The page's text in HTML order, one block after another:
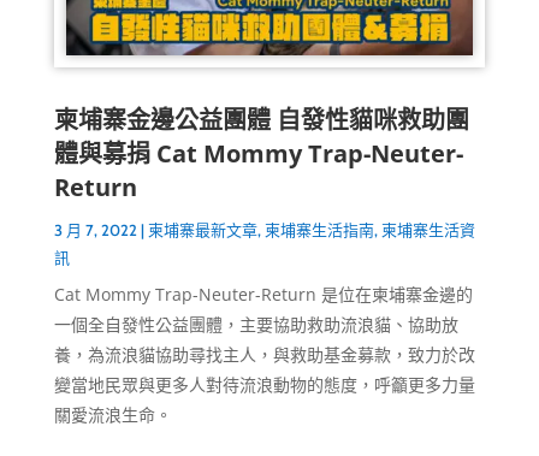
柬埔寨金邊公益團體 自發性貓咪救助團
體與募捐 Cat Mommy Trap-Neuter-
Return
3 月 7, 2022|柬埔寨最新文章,柬埔寨生活指南,柬埔寨生活資
訊
Cat Mommy Trap-Neuter-Return 是位在柬埔寨金邊的
一個全自發性公益團體，主要協助救助流浪貓、協助放
養，為流浪貓協助尋找主人，與救助基金募款，致力於改
變當地民眾與更多人對待流浪動物的態度，呼籲更多力量
關愛流浪生命。